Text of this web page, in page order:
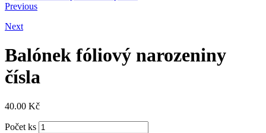
Previous
Next
Balónek fóliový narozeniny
čísla
40.00 Kč
Počet ks